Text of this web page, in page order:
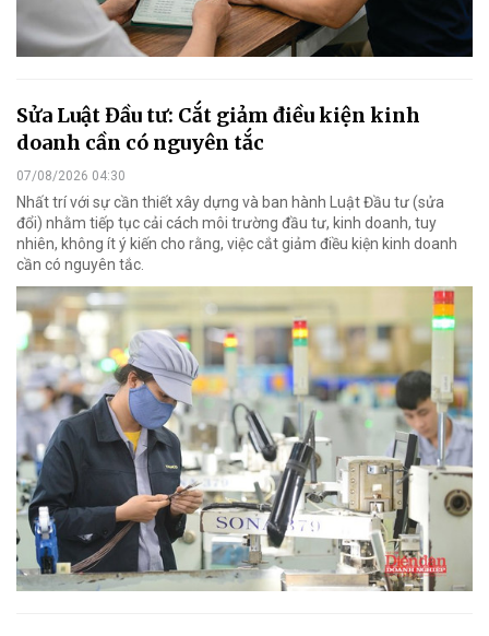
Sửa Luật Đầu tư: Cắt giảm điều kiện kinh
doanh cần có nguyên tắc
07/08/2026 04:30
Nhất trí với sự cần thiết xây dựng và ban hành Luật Đầu tư (sửa
đổi) nhằm tiếp tục cải cách môi trường đầu tư, kinh doanh, tuy
nhiên, không ít ý kiến cho rằng, việc cắt giảm điều kiện kinh doanh
cần có nguyên tắc.